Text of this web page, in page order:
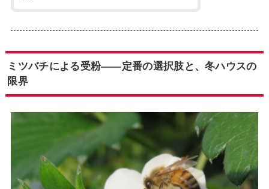
ミツバチによる受粉——定番の選択肢と、冬ハウスの
限界